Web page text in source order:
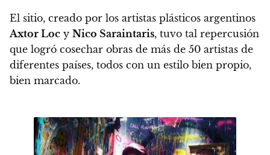
El sitio, creado por los artistas plásticos argentinos
Axtor Loc y Nico Saraintaris, tuvo tal repercusión
que logró cosechar obras de más de 50 artistas de
diferentes países, todos con un estilo bien propio,
bien marcado.